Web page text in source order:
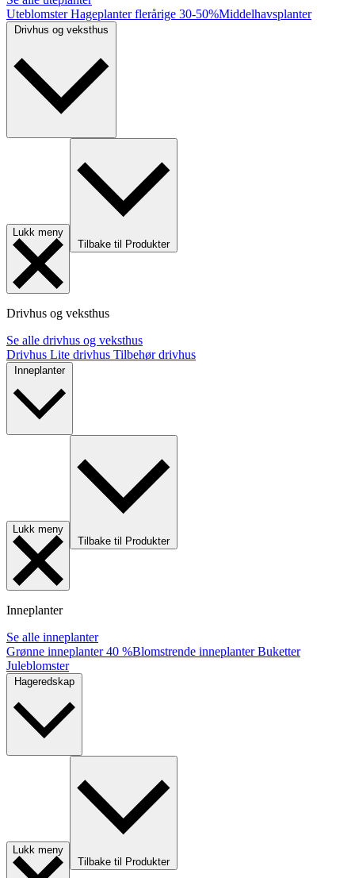
UteblomsterHageplanter flerårige 30-50%Middelhavsplanter
Lukk meny
Tilbake til Produkter
Drivhus og veksthus
Se alle drivhus og veksthus
Drivhus Lite drivhus Tilbehør drivhus
Inneplanter
Lukk meny
Tilbake til Produkter
Inneplanter
Se alle inneplanter
Grønne inneplanter40 %Blomstrende inneplanterBuketter
Juleblomster
Lukk meny
Tilbake til Produkter